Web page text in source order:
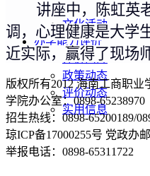
养优课程
文化活动
办学能力评价
评价简介
政策动态
评价动态
实用信息
讲座中，陈虹英
调，心理健康是大学
近实际，赢得了现场
版权所有2012 海南工商职业
学院办公室：0898-65238970
招生热线：0898-65200189/
琼ICP备17000255号 党政办
举报电话：0898-65311722